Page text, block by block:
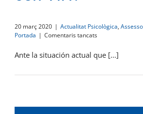
20 març 2020 | Actualitat Psicològica,
Portada | Comentaris tancatsa
afecta
el
Ante la situación actual que [...]